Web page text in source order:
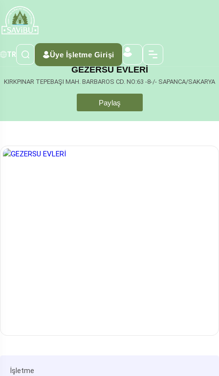
TR Üye İşletme Girişi
GEZERSU EVLERİ
KIRKPINAR TEPEBAŞI MAH. BARBAROS CD. NO:63 -8-/- SAPANCA/SAKARYA
Paylaş
İşletme